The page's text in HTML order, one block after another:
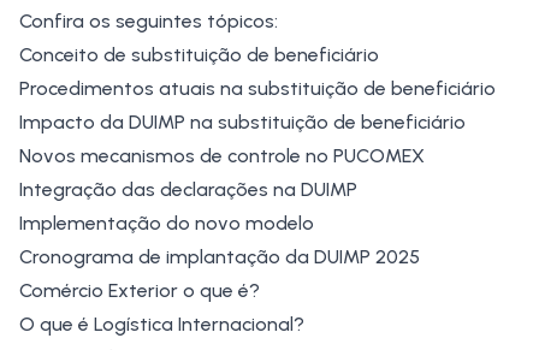
Confira os seguintes tópicos:
Conceito de substituição de beneficiário
Procedimentos atuais na substituição de beneficiário
Impacto da DUIMP na substituição de beneficiário
Novos mecanismos de controle no PUCOMEX
Integração das declarações na DUIMP
Implementação do novo modelo
Cronograma de implantação da DUIMP 2025
Comércio Exterior o que é?
O que é Logística Internacional?